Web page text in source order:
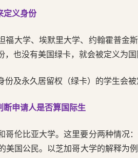
定义身份
福大学、埃默里大学、约翰霍普金
也没有美国绿卡，就会被定义为国
份及永久居留权（绿卡）的学生会
断申请人是否算国际生
哥伦比亚大学。这里要分两种情况
美国公民。以芝加哥大学的解释为